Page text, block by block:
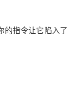
的指令让它陷入了